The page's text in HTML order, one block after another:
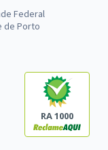
Federal
de Porto
RA 1000